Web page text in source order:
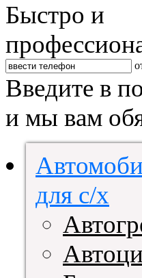
Быстро и
Введите в
и мы вам
для с/х